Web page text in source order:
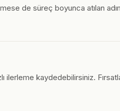
de süreç boyunca atılan
kaydedebilirsiniz.